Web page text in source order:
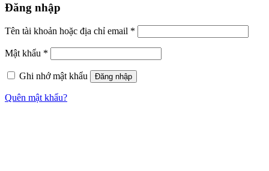
Đăng nhập
Tên tài khoản hoặc địa chỉ email *
Mật khẩu *
Ghi nhớ mật khẩu Đăng nhập
Quên mật khẩu?